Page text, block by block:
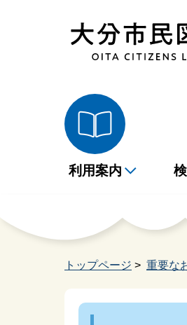
利用案内
開館時間・休館
蔵書検索・予約
施設案内
展示
家読ノート
トップページ > 重要な